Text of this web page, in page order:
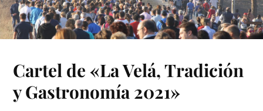
Cartel de «La Velá, Tradición
y Gastronomía 2021»